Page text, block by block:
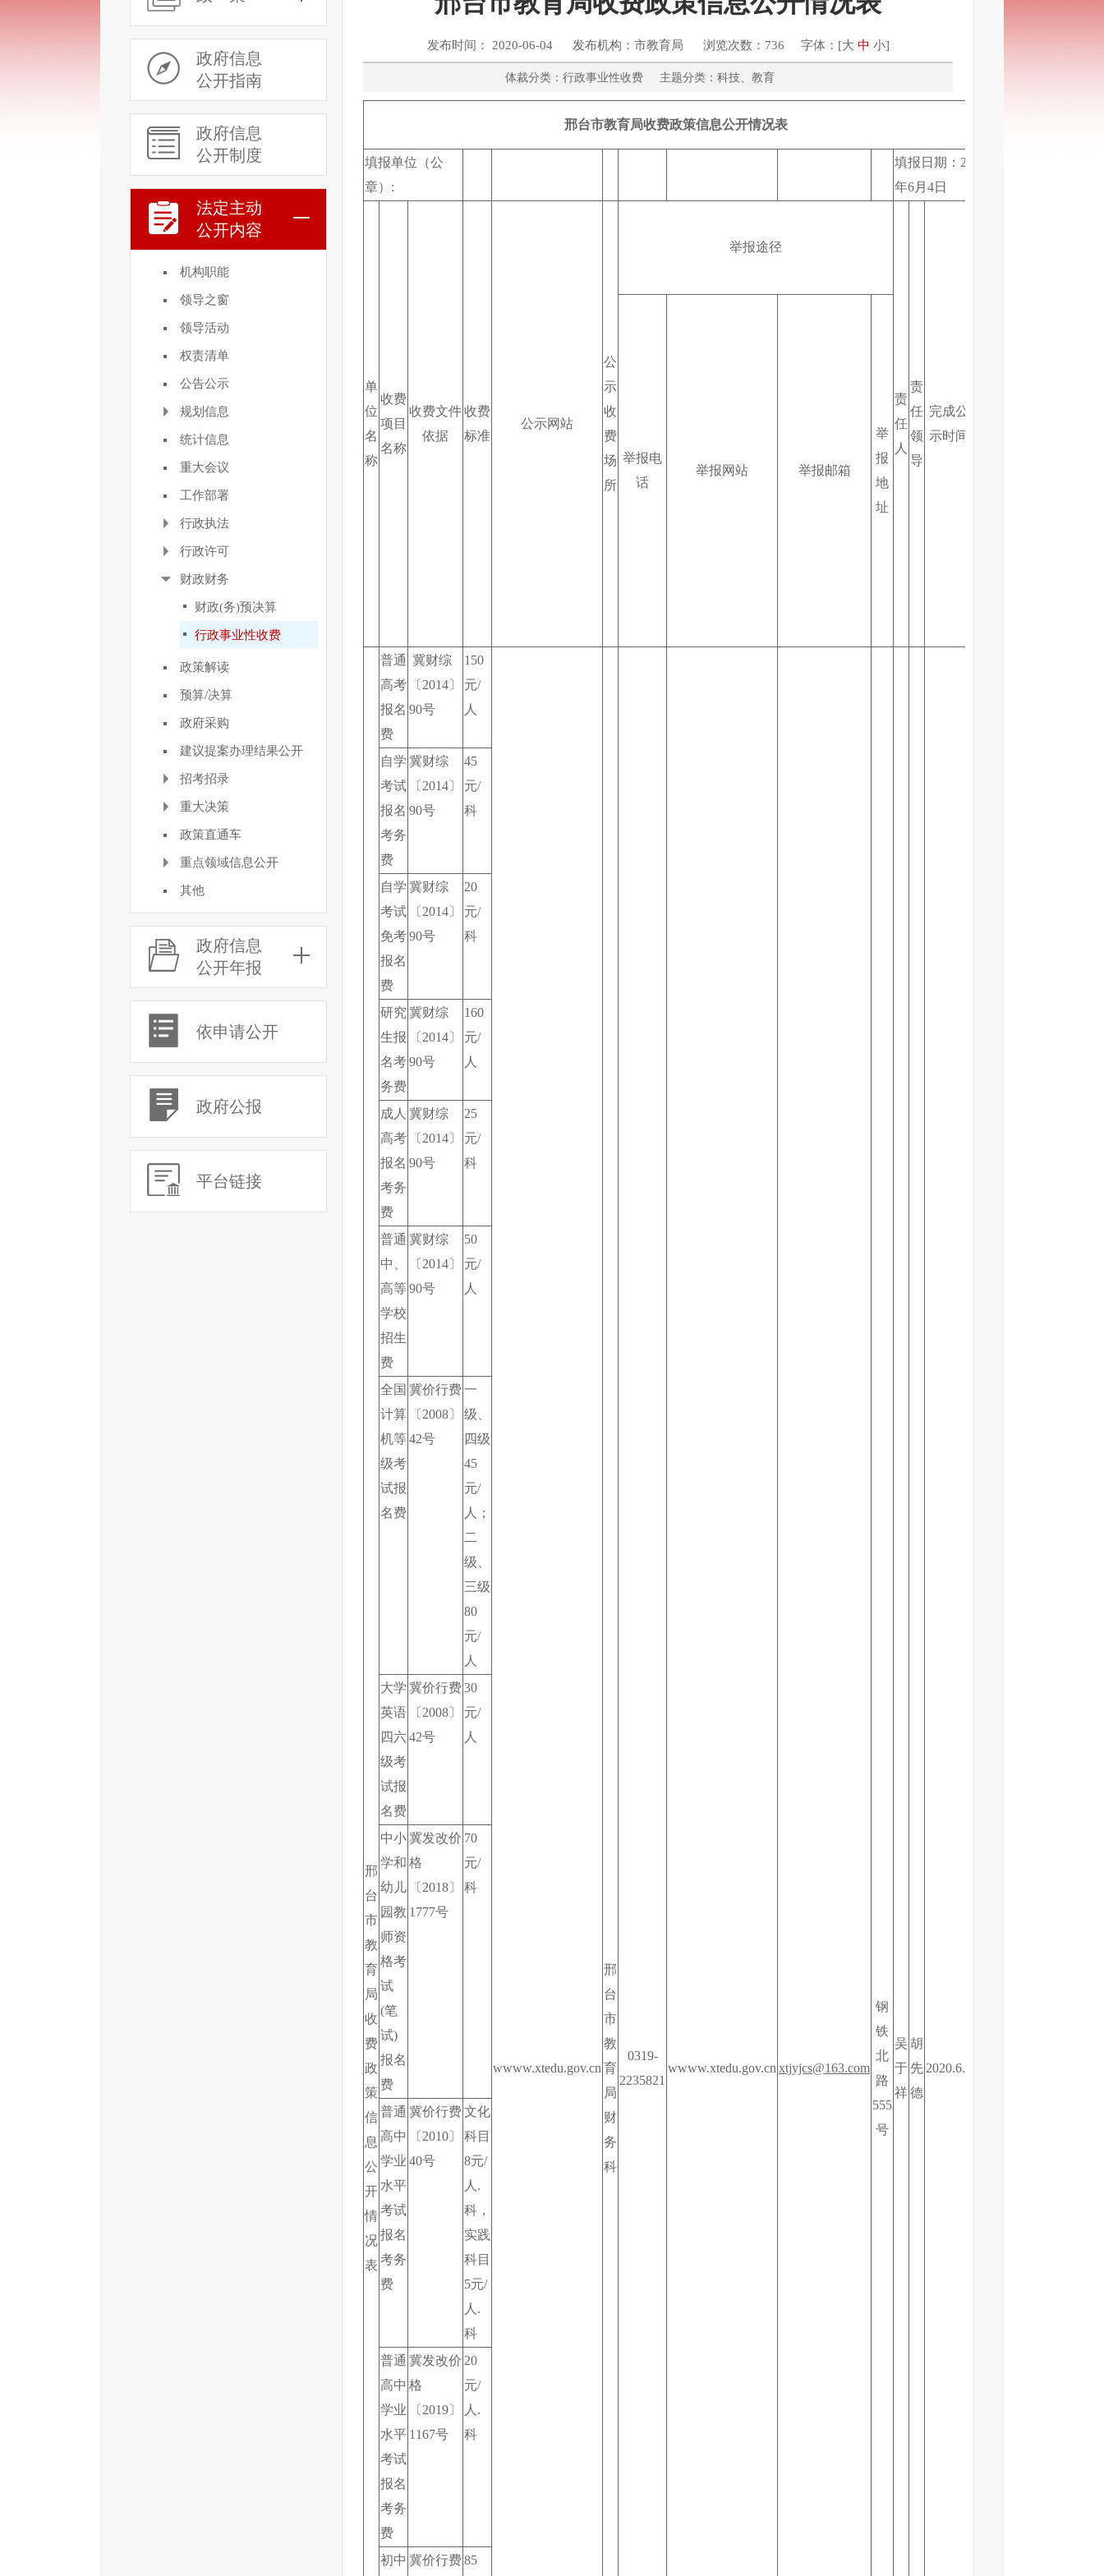
政府信息
公开指南
政府信息
公开制度
法定主动
公开内容
机构职能
领导之窗
领导活动
权责清单
公告公示
规划信息
统计信息
重大会议
工作部署
行政执法
行政许可
财政财务
财政(务)预决算
行政事业性收费
政策解读
预算/决算
政府采购
建议提案办理结果公开
招考招录
重大决策
政策直通车
重点领域信息公开
其他
政府信息
公开年报
依申请公开
政府公报
平台链接
发布时间： 2020-06-04 发布机构：市教育局 浏览次数：736 字体：[大 中 小]
体裁分类：行政事业性收费 主题分类：科技、教育
邢台市教育局收费政策信息公开情况表
填报单位（公
章）:
填报日期：2020
年6月4日
单
位
名
称
收费
项目
名称
收费文件
依据
收费
标准
公示网站
公
示
收
费
场
所
举报途径
责
任
人
责
任
领
导
完成公
示时间
举报电
话
举报网站 举报邮箱
举
报
地
址
邢
台
市
教
育
局
收
费
政
策
信
息
公
开
情
况
表
普通
高考
报名
费
冀财综
〔2014〕
90号
150
元/
人
wwww.xtedu.gov.cn
邢
台
市
教
育
局
财
务
科
0319-
2235821
wwww.xtedu.gov.cn xtjyjcs@163.com
钢
铁
北
路
555
号
吴
于
祥
胡
先
德
2020.6.4
自学
考试
报名
考务
费
冀财综
〔2014〕
90号
45
元/
科
自学
考试
免考
报名
费
冀财综
〔2014〕
90号
20
元/
科
研究
生报
名考
务费
冀财综
〔2014〕
90号
160
元/
人
成人
高考
报名
考务
费
冀财综
〔2014〕
90号
25
元/
科
普通
中、
高等
学校
招生
费
冀财综
〔2014〕
90号
50
元/
人
全国
计算
机等
级考
试报
名费
冀价行费
〔2008〕
42号
一
级、
四级
45
元/
人；
二
级、
三级
80
元/
人
大学
英语
四六
级考
试报
名费
冀价行费
〔2008〕
42号
30
元/
人
中小
学和
幼儿
园教
师资
格考
试
(笔
试)
报名
费
冀发改价
格
〔2018〕
1777号
70
元/
科
普通
高中
学业
水平
考试
报名
考务
费
冀价行费
〔2010〕
40号
文化
科目
8元/
人.
科，
实践
科目
5元/
人.
科
普通
高中
学业
水平
考试
报名
考务
费
冀发改价
格
〔2019〕
1167号
20
元/
人.
科
初中 冀价行费85